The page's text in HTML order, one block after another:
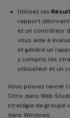
Utilisez les
rapport
et un contrôleur
vous aide à
et génère un
y compris les
utilisateur et un
Vous pouvez lancer
Citrix dans Web
stratégie de groupe
dans Windows.